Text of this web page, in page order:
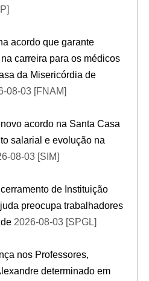
acordo que garante
carreira para os médicos
da Misericórdia de
08-03 [FNAM]
acordo na Santa Casa
salarial e evolução na
08-03 [SIM]
de Instituição
preocupa trabalhadores
2026-08-03 [SPGL]
nos Professores,
determinado em